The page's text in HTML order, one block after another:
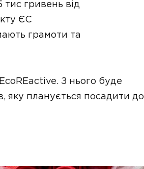
гривень від
ЄС
грамоти та
З нього буде
яку планується посадити до